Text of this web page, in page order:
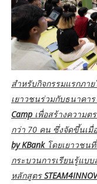
สำหรับกิจกรรมแรกภา
เยาวชนร่วมกับธนาคา
Camp เพื่อสร้างความ
กว่า 70 คน ซึ่งจัดขึ้นเมื่
by KBankโดยเยาวชน
กระบวนการเรียนรู้แบบ
หลักสูตร